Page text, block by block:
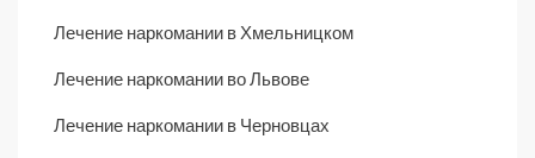
Лечение наркомании в Хмельницком
Лечение наркомании во Львове
Лечение наркомании в Черновцах